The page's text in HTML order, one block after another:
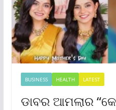
BUSINESS HEALTH LATEST
ଡାବର ଆମଲାର